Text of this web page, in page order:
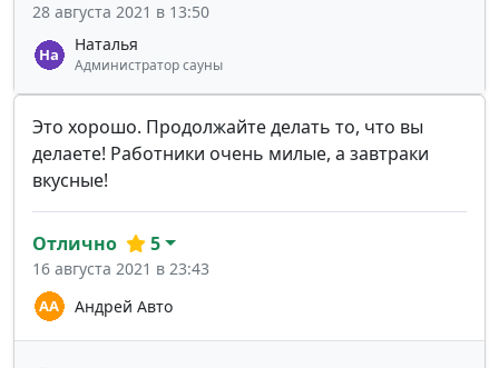
Наталья
Администратор сауны
28 августа 2021 в 13:50
Это хорошо. Продолжайте делать то, что вы
делаете! Работники очень милые, а завтраки
вкусные!
Андрей Авто
Отлично 5
16 августа 2021 в 23:43